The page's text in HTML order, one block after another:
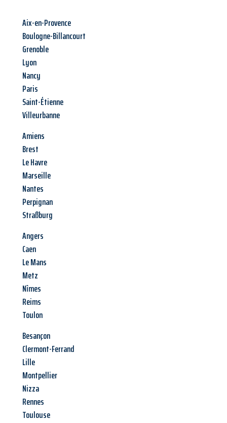
Aix-en-Provence
Boulogne-Billancourt
Grenoble
Lyon
Nancy
Paris
Saint-Étienne
Villeurbanne
Amiens
Brest
Le Havre
Marseille
Nantes
Perpignan
Straßburg
Angers
Caen
Le Mans
Metz
Nîmes
Reims
Toulon
Besançon
Clermont-Ferrand
Lille
Montpellier
Nizza
Rennes
Toulouse